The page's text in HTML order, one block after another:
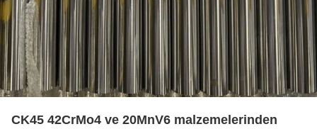
CK45 42CrMo4 ve 20MnV6 malzemelerinden